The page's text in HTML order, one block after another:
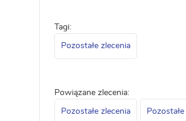
Tagi:
Pozostałe zlecenia
Powiązane zlecenia:
Pozostałe zlecenia